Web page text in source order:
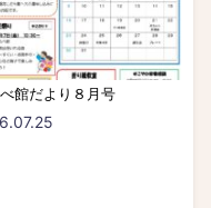
館だより８月号